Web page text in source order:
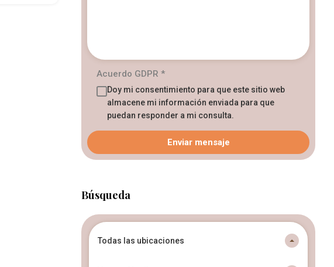
Acuerdo GDPR *
Doy mi consentimiento para que este sitio web
almacene mi información enviada para que
puedan responder a mi consulta.
Búsqueda
Todas las ubicaciones